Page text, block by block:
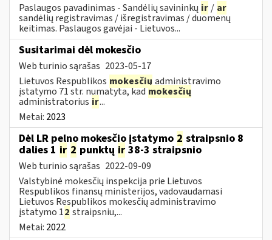
Paslaugos pavadinimas - Sandėlių savininkų ir / ar
sandėlių registravimas / išregistravimas / duomenų
keitimas. Paslaugos gavėjai - Lietuvos...
Susitarimai dėl mokesčio
Web turinio sąrašas 2023-05-17
Lietuvos Respublikos mokesčių administravimo
įstatymo 71 str. numatyta, kadmokesčių
administratorius ir...
Metai: 2023
Dėl LR pelno mokesčio įstatymo 2 straipsnio 8
dalies 1 ir 2 punktų ir 38-3 straipsnio
Web turinio sąrašas 2022-09-09
Valstybinė mokesčių inspekcija prie Lietuvos
Respublikos finansų ministerijos, vadovaudamasi
Lietuvos Respublikos mokesčių administravimo
įstatymo 12 straipsniu,...
Metai: 2022